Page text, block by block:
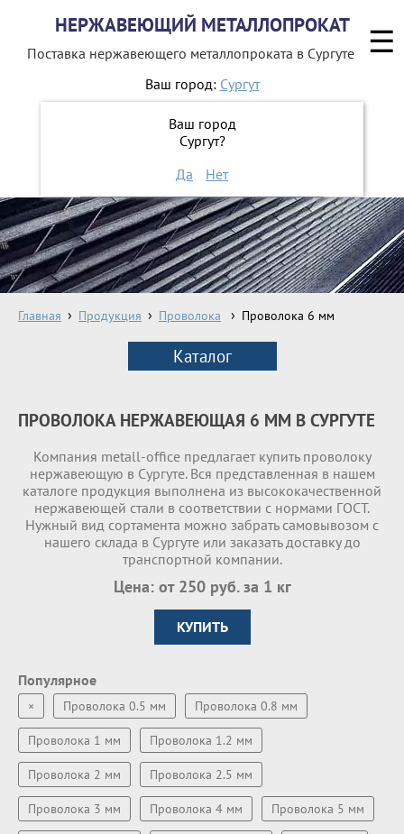
НЕРЖАВЕЮЩИЙ МЕТАЛЛОПРОКАТ
Поставка нержавеющего металлопроката в Сургуте
Ваш город: Сургут
Ваш город
Сургут?
Да
Нет
8 800 551-16-44
ЗАКАЗАТЬ ОБРАТНЫЙ ЗВОНОК
Главная Продукция Проволока Проволока 6 мм
Каталог
ПРОВОЛОКА НЕРЖАВЕЮЩАЯ 6 ММ В СУРГУТЕ
Компания metall-office предлагает купить проволоку
нержавеющую в Сургуте. Вся представленная в нашем
каталоге продукция выполнена из высококачественной
нержавеющей стали в соответствии с нормами ГОСТ.
Нужный вид сортамента можно забрать самовывозом с
нашего склада в Сургуте или заказать доставку до
транспортной компании.
Цена: от 250 руб. за 1 кг
КУПИТЬ
Популярное
× Проволока 0.5 мм Проволока 0.8 мм
Проволока 1 мм Проволока 1.2 мм
Проволока 2 мм Проволока 2.5 мм
Проволока 3 мм Проволока 4 мм Проволока 5 мм
☰